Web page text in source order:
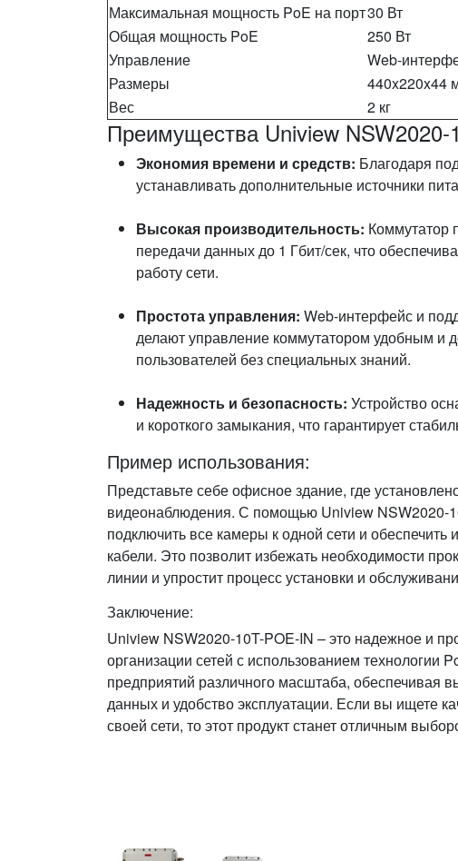
Максимальная мощность PoE на порт30 Вт
Общая мощность PoE
250 Вт
Управление
Web-
Размеры
440x220x44
Вес
2 кг
Преимущества Uniview NSW2020-
Экономия времени и средств: Благодаря
устанавливать дополнительные источники
Высокая производительность: Коммутатор
передачи данных до 1 Гбит/сек, что
работу сети.
Простота управления: Web-интерфейс и
делают управление коммутатором удобным и
пользователей без специальных знаний.
Надежность и безопасность: Устройство
и короткого замыкания, что гарантирует
Пример использования:
Представьте себе офисное здание, где
видеонаблюдения. С помощью Uniview NSW2020-
подключить все камеры к одной сети и обеспечить
кабели. Это позволит избежать необходимости
линии и упростит процесс установки и
Заключение:
Uniview NSW2020-10T-POE-IN – это надежное и
организации сетей с использованием технологии
предприятий различного масштаба, обеспечивая
данных и удобство эксплуатации. Если вы ищете
своей сети, то этот продукт станет отличным